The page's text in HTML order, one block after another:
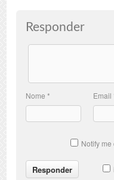
Responder
Nome* Email
Notify